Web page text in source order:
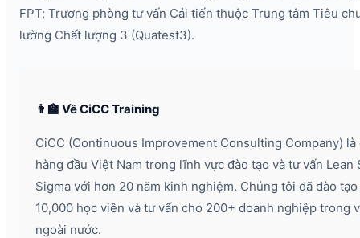
FPT; Trương phòng tư vấn Cải tiến thuộc Trung tâm Tiêu
lường Chất lượng 3 (Quatest3).
👨‍🏫 Về CiCC Training
CiCC (Continuous Improvement Consulting Company) là
hàng đầu Việt Nam trong lĩnh vực đào tạo và tư vấn Lean
Sigma với hơn 20 năm kinh nghiệm. Chúng tôi đã đào
10,000 học viên và tư vấn cho 200+ doanh nghiệp trong
ngoài nước.